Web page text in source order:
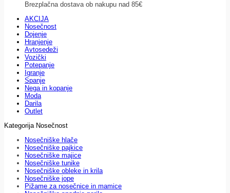
Brezplačna dostava ob nakupu nad 85€
AKCIJA
Nosečnost
Dojenje
Hranjenje
Avtosedeži
Vozički
Potepanje
Igranje
Spanje
Nega in kopanje
Moda
Darila
Outlet
Kategorija Nosečnost
Nosečniške hlače
Nosečniške pajkice
Nosečniške majice
Nosečniške tunike
Nosečniške obleke in krila
Nosečniške jope
Pižame za nosečnice in mamice